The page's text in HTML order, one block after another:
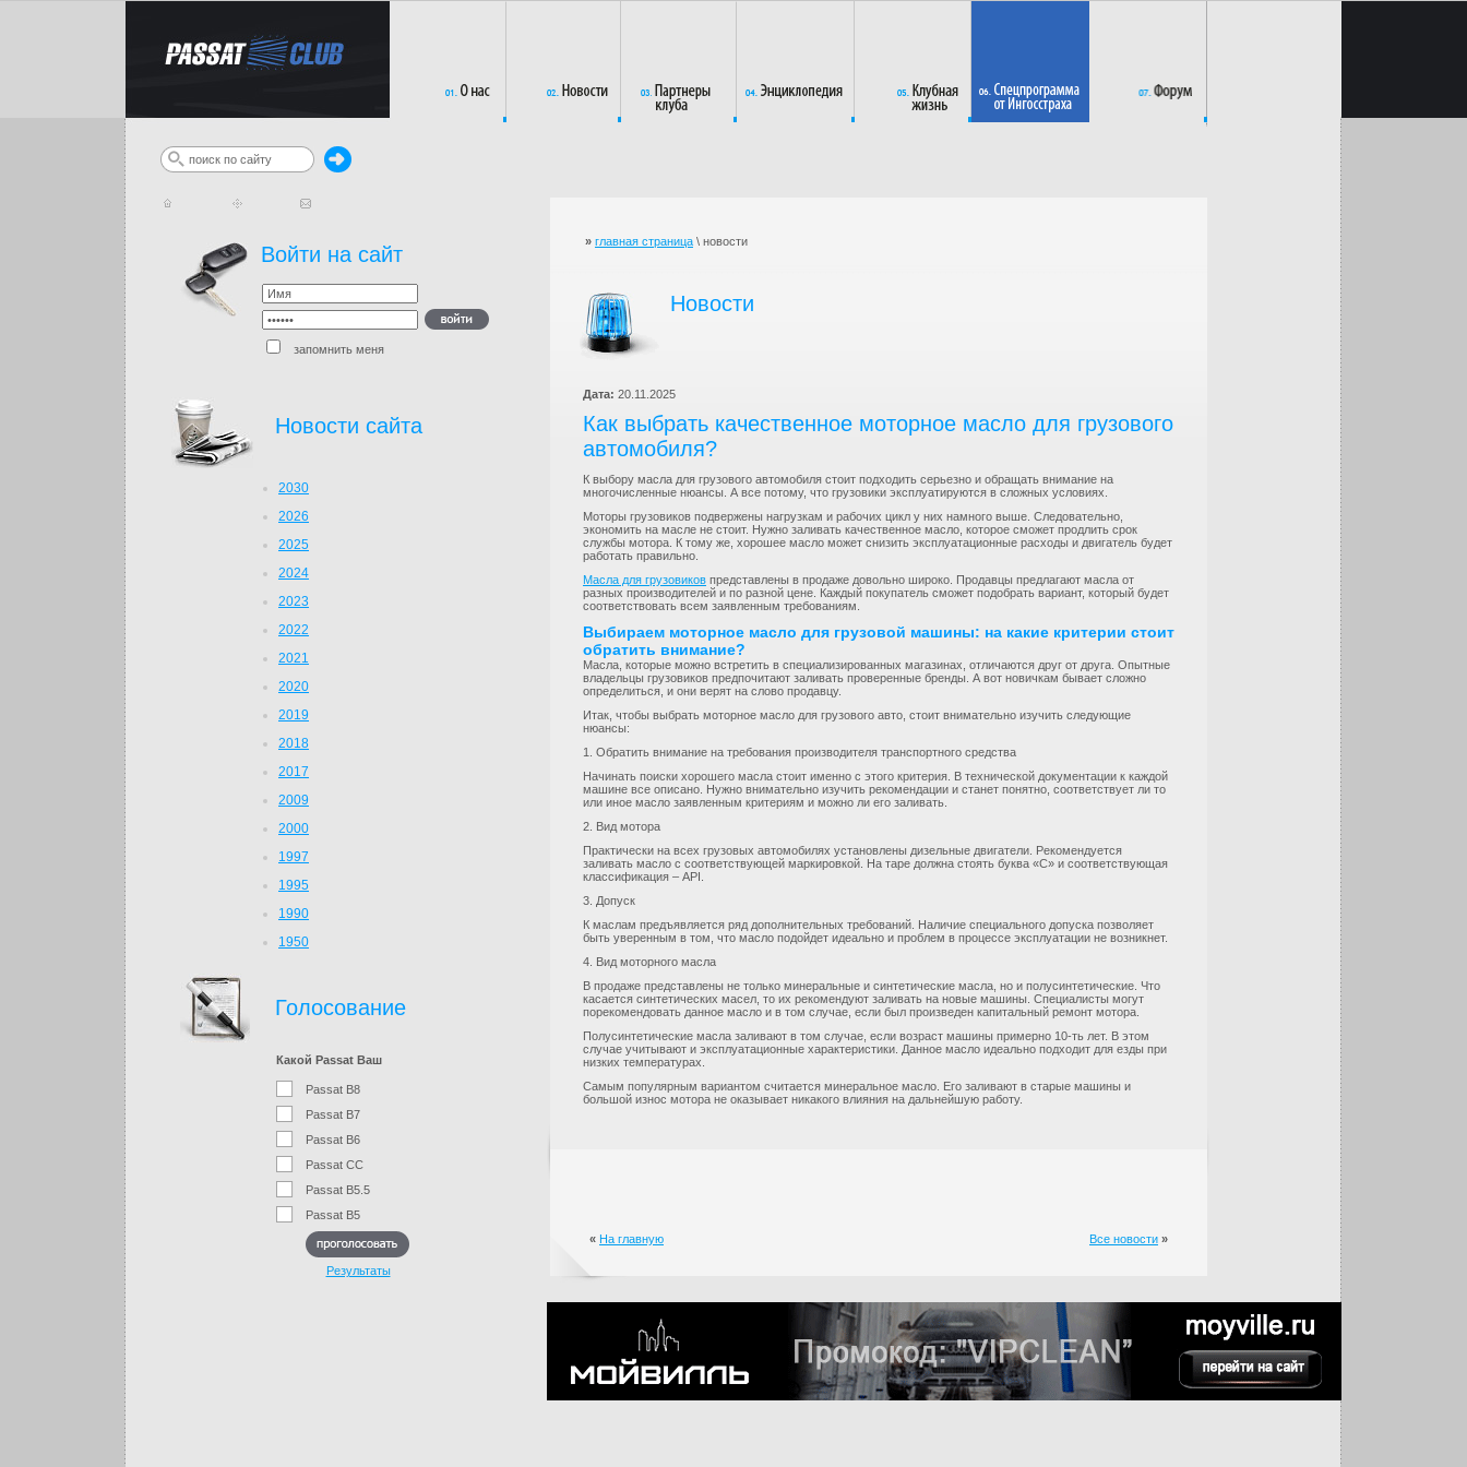
Войти на сайт
запомнить меня
Новости сайта
2030
2026
2025
2024
2023
2022
2021
2020
2019
2018
2017
2009
2000
1997
1995
1990
1950
Голосование
Какой Passat Ваш
Passat B8
Passat B7
Passat B6
Passat CC
Passat B5.5
Passat B5
Результаты
» главная страница \ новости
Новости
Дата: 20.11.2025
Как выбрать качественное моторное масло для грузового
автомобиля?
К выбору масла для грузового автомобиля стоит подходить серьезно и обращать внимание на
многочисленные нюансы. А все потому, что грузовики эксплуатируются в сложных условиях.
Моторы грузовиков подвержены нагрузкам и рабочих цикл у них намного выше. Следовательно,
экономить на масле не стоит. Нужно заливать качественное масло, которое сможет продлить срок
службы мотора. К тому же, хорошее масло может снизить эксплуатационные расходы и двигатель будет
работать правильно.
Масла для грузовиков представлены в продаже довольно широко. Продавцы предлагают масла от
разных производителей и по разной цене. Каждый покупатель сможет подобрать вариант, который будет
соответствовать всем заявленным требованиям.
Выбираем моторное масло для грузовой машины: на какие критерии стоит
обратить внимание?
Масла, которые можно встретить в специализированных магазинах, отличаются друг от друга. Опытные
владельцы грузовиков предпочитают заливать проверенные бренды. А вот новичкам бывает сложно
определиться, и они верят на слово продавцу.
Итак, чтобы выбрать моторное масло для грузового авто, стоит внимательно изучить следующие
нюансы:
1. Обратить внимание на требования производителя транспортного средства
Начинать поиски хорошего масла стоит именно с этого критерия. В технической документации к каждой
машине все описано. Нужно внимательно изучить рекомендации и станет понятно, соответствует ли то
или иное масло заявленным критериям и можно ли его заливать.
2. Вид мотора
Практически на всех грузовых автомобилях установлены дизельные двигатели. Рекомендуется
заливать масло с соответствующей маркировкой. На таре должна стоять буква «С» и соответствующая
классификация – API.
3. Допуск
К маслам предъявляется ряд дополнительных требований. Наличие специального допуска позволяет
быть уверенным в том, что масло подойдет идеально и проблем в процессе эксплуатации не возникнет.
4. Вид моторного масла
В продаже представлены не только минеральные и синтетические масла, но и полусинтетические. Что
касается синтетических масел, то их рекомендуют заливать на новые машины. Специалисты могут
порекомендовать данное масло и в том случае, если был произведен капитальный ремонт мотора.
Полусинтетические масла заливают в том случае, если возраст машины примерно 10-ть лет. В этом
случае учитывают и эксплуатационные характеристики. Данное масло идеально подходит для езды при
низких температурах.
Самым популярным вариантом считается минеральное масло. Его заливают в старые машины и
большой износ мотора не оказывает никакого влияния на дальнейшую работу.
« На главную Все новости »